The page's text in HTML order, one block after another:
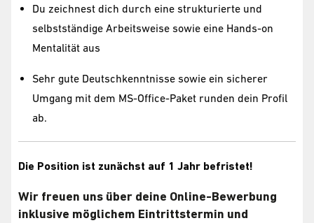
Du zeichnest dich durch eine strukturierte und
selbstständige Arbeitsweise sowie eine Hands-on
Mentalität aus
Sehr gute Deutschkenntnisse sowie ein sicherer
Umgang mit dem MS-Office-Paket runden dein Profil
ab.
Die Position ist zunächst auf 1 Jahr befristet!
Wir freuen uns über deine Online-Bewerbung
inklusive möglichem Eintrittstermin und